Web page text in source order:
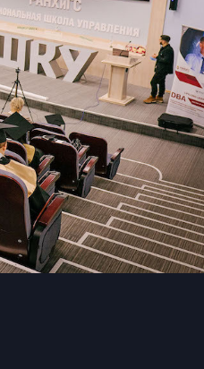
статей, более
диссертации.
— практики в
дискуссии,
модули включают
ВШКУ РАНХиГС
обмена опытом,